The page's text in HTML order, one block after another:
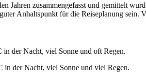
Jahren zusammengefasst und gemittelt
Anhaltspunkt für die Reiseplanung sein.
in der Nacht, viel Sonne und oft Regen.
in der Nacht, viel Sonne und viel Regen.